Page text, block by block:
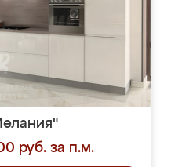
руб. за п.м.